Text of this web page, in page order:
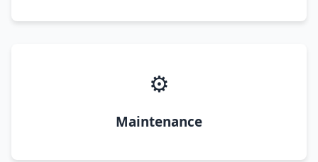
⚙️
Maintenance